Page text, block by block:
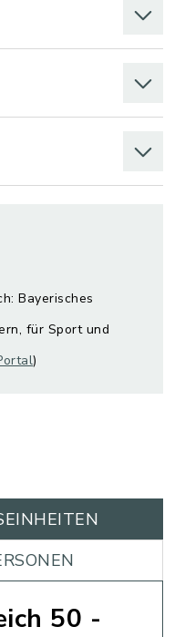
Bayerisches
für Sport und
)
50 -